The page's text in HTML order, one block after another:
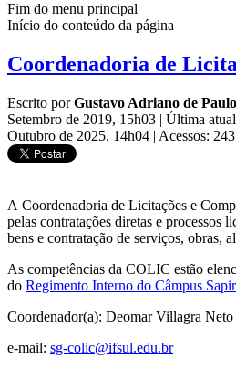
Fim do menu principal
Início do conteúdo da página
Coordenadoria de
Escrito porGustavo Adriano de Paulo
Setembro de 2019, 15h03 | Última
Outubro de 2025, 14h04 | Acessos:
A Coordenadoria de Licitações e
pelas contratações diretas e processos
bens e contratação de serviços, obras,
As competências da COLIC estão
do Regimento Interno do Câmpus
Coordenador(a): Deomar Villagra Neto
e-mail: sg-colic@ifsul.edu.br